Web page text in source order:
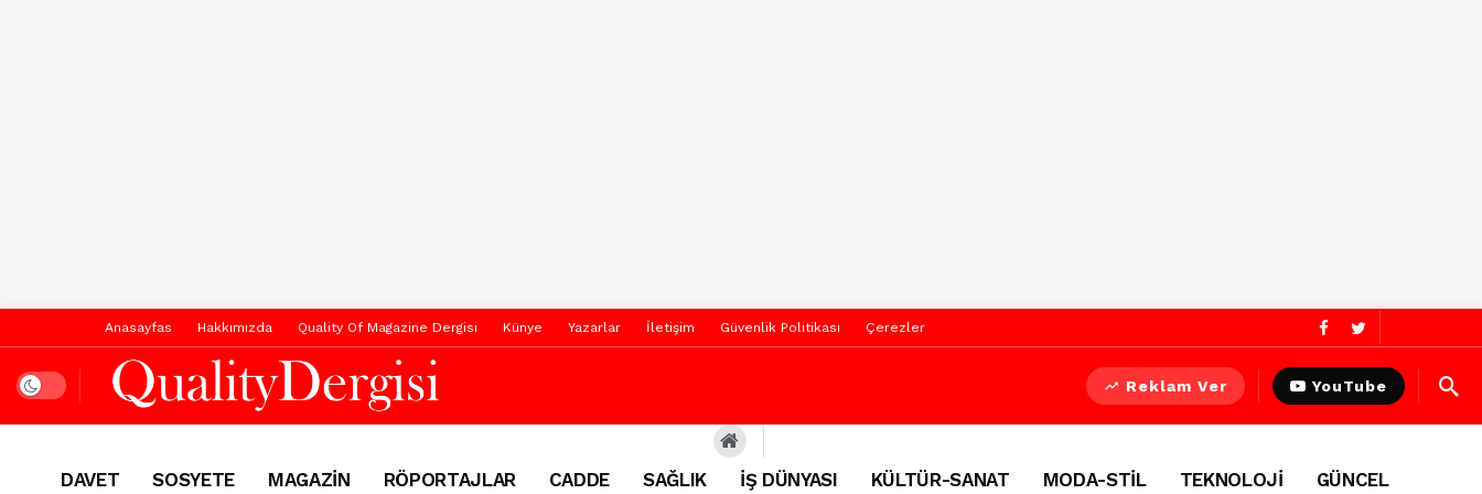
Anasayfas Hakkımızda Quality Of Magazine Dergisi Künye Yazarlar İletişim Güvenlik Politikası Çerezler
Dark mode Reklam Ver YouTube
DAVET SOSYETE MAGAZİN RÖPORTAJLAR CADDE SAĞLIK İŞ DÜNYASI KÜLTÜR-SANAT MODA-STİL TEKNOLOJİ GÜNCEL